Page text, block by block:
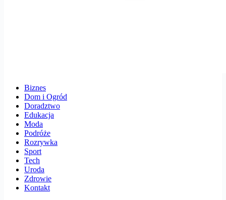
Biznes
Dom i Ogród
Doradztwo
Edukacja
Moda
Podróże
Rozrywka
Sport
Tech
Uroda
Zdrowie
Kontakt